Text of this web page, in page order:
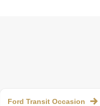
Ford Transit Occasion